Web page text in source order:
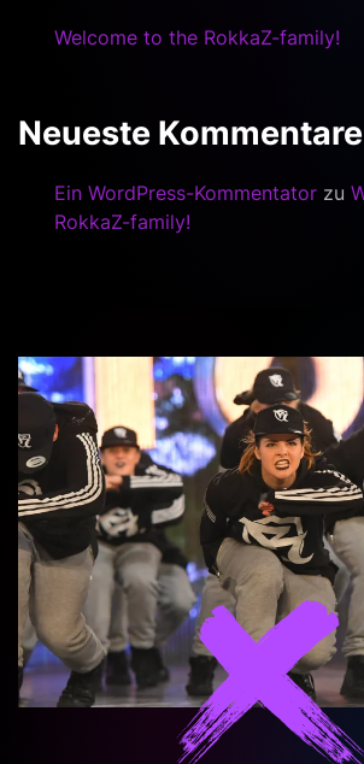
Welcome to the RokkaZ-family!
Neueste Kommentare
Ein WordPress-Kommentator zu
RokkaZ-family!